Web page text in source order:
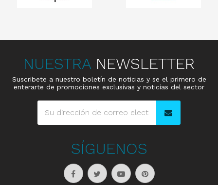
NUESTRA NEWSLETTER
Suscribete a nuestro boletín de noticias y se el primero de
enterarte de promociones exclusivas y noticias del sector
SÍGUENOS